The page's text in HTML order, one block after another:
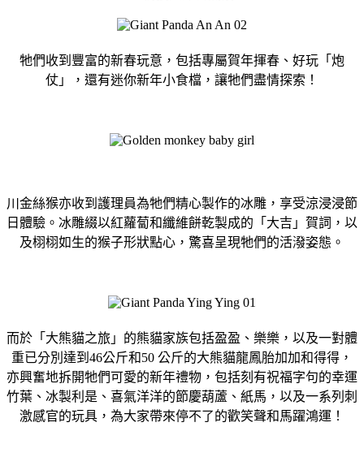
牠們收到豐富的新春玩意，包括專屬賀年揮春、好玩「炮
仗」，還有迷你新年小食檔，讓牠們盡情探索！
川金絲猴亦收到護理員為牠們精心製作的冰雕，享受涼浸浸節
日體驗。冰雕綴以紅蘿蔔和纖維餅乾製成的「大吉」賀詞，以
及栩栩如生的猴子形狀點心，驚喜呈現牠們的活潑姿態。
而於「大熊貓之旅」的熊貓家族包括盈盈、樂樂，以及一對體
重已分別達到46公斤和50 公斤的大熊貓龍鳳胎加加和得得，
亦興奮地拆開牠們可愛的新年禮物，包括刻有祝福字句的幸運
竹葉、冰製利是、喜氣洋洋的節慶葫蘆、紙馬，以及一系列刺
激感官的玩具，為大家帶來停不了的歡笑聲和馬躍鴻運！